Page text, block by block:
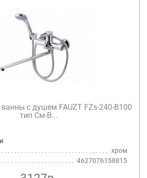
с душем FAUZT FZs-240-B100
тип См-В...
хром
4627076158815